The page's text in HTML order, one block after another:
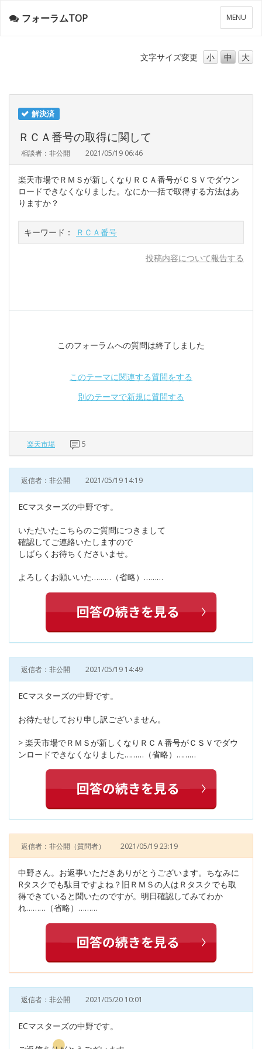
メ
ニ
ー
MENU
フォーラムTOP
文字サイズ変更 小 中 大
解決済
ＲＣＡ番号の取得に関して
相談者：非公開 2021/05/19 06:46
楽天市場でＲＭＳが新しくなりＲＣＡ番号がＣＳＶでダウン
ロードできなくなりました。なにか一括で取得する方法はあ
りますか？
キーワード： ＲＣＡ番号
投稿内容について報告する
このフォーラムへの質問は終了しました
このテーマに関連する質問をする
別のテーマで新規に質問する
楽天市場 5
返信者：非公開 2021/05/19 14:19
ECマスターズの中野です。
いただいたこちらのご質問につきまして
確認してご連絡いたしますので
しばらくお待ちくださいませ。
よろしくお願いいた………（省略）………
返信者：非公開 2021/05/19 14:49
ECマスターズの中野です。
お待たせしており申し訳ございません。
> 楽天市場でＲＭＳが新しくなりＲＣＡ番号がＣＳＶでダウ
ンロードできなくなりました………（省略）………
返信者：非公開 （質問者） 2021/05/19 23:19
中野さん。お返事いただきありがとうございます。ちなみに
Rタスクでも駄目ですよね？旧ＲＭＳの人はＲタスクでも取
得できていると聞いたのですが。明日確認してみてわか
れ………（省略）………
返信者：非公開 2021/05/20 10:01
ECマスターズの中野です。